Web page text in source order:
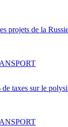
projets de la
de taxes sur le